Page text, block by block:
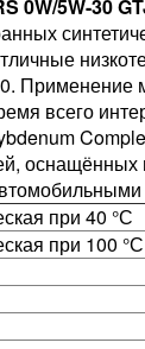
0W/5W-30
Применение
всего
при 40 °С
при 100 °С